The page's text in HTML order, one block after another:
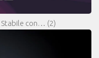
Stabile con… (2)